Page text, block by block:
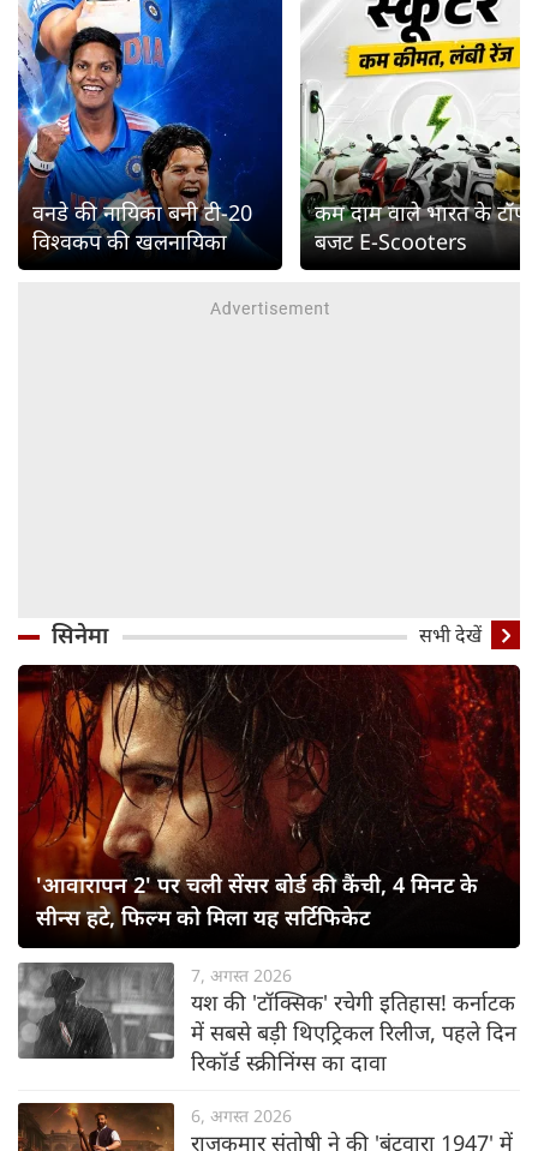
वनडे की नायिका बनी टी-20
विश्वकप की खलनायिका
कम दाम वाले भारत के टॉप
बजट E-Scooters
सिनेमा सभी देखें
'आवारापन 2' पर चली सेंसर बोर्ड की कैंची, 4 मिनट के
सीन्स हटे, फिल्म को मिला यह सर्टिफिकेट
7, अगस्त 2026
यश की 'टॉक्सिक' रचेगी इतिहास! कर्नाटक
में सबसे बड़ी थिएट्रिकल रिलीज, पहले दिन
रिकॉर्ड स्क्रीनिंग्स का दावा
6, अगस्त 2026
राजकुमार संतोषी ने की 'बंटवारा 1947' में